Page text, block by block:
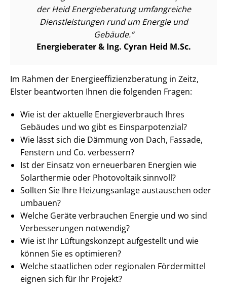
der Heid Energieberatung umfangreiche
Dienst­leis­tun­gen rund um Energie und
Gebäude.
Energieberater & Ing. Cyran Heid M.Sc.
Im Rahmen der En­er­gie­ef­fi­zi­enz­be­ra­tung in Zeitz,
Elster beantworten Ihnen die folgenden Fragen:
Wie ist der aktuelle En­er­gie­ver­brauch Ihres
Gebäudes und wo gibt es Ein­spar­po­ten­zi­al?
Wie lässt sich die Dämmung von Dach, Fassade,
Fenstern und Co. verbessern?
Ist der Einsatz von erneuerbaren Energien wie
Solarthermie oder Photovoltaik sinnvoll?
Sollten Sie Ihre Heizungsanlage austauschen oder
umbauen?
Welche Geräte verbrauchen Energie und wo sind
Verbesserungen notwendig?
Wie ist Ihr Lüftungskonzept aufgestellt und wie
können Sie es optimieren?
Welche staatlichen oder regionalen Fördermittel
eignen sich für Ihr Projekt?